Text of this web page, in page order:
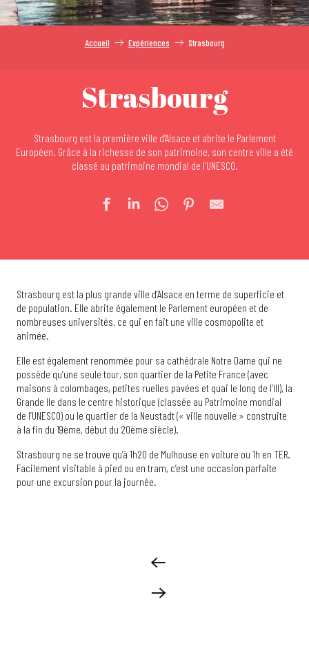
Accueil Expériences Strasbourg
Strasbourg
Strasbourg est la première ville d’Alsace et abrite le Parlement
Européen. Grâce à la richesse de son patrimoine, son centre ville a été
classé au patrimoine mondial de l’UNESCO.
Strasbourg est la plus grande ville d’Alsace en terme de superficie et
de population. Elle abrite également le Parlement européen et de
nombreuses universités, ce qui en fait une ville cosmopolite et
animée.
Elle est également renommée pour sa cathédrale Notre Dame qui ne
possède qu’une seule tour, son quartier de la Petite France (avec
maisons à colombages, petites ruelles pavées et quai le long de l’Ill), la
Grande Ile dans le centre historique (classée au Patrimoine mondial
de l’UNESCO) ou le quartier de la Neustadt (« ville nouvelle » construite
à la fin du 19ème, début du 20ème siècle).
Strasbourg ne se trouve qu’à 1h20 de Mulhouse en voiture ou 1h en TER.
Facilement visitable à pied ou en tram, c’est une occasion parfaite
pour une excursion pour la journée.